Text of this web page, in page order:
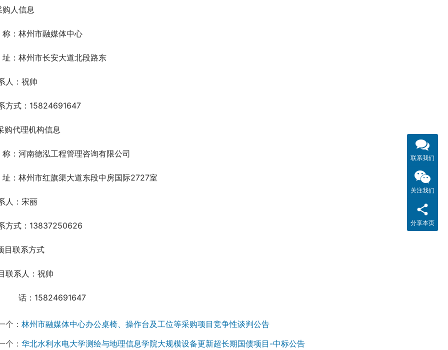
购人信息
称：林州市融媒体中心
址：林州市长安大道北段路东
人：祝帅
方式：15824691647
购代理机构信息
称：河南德泓工程管理咨询有限公司
址：林州市红旗渠大道东段中房国际2727室
人：宋丽
方式：13837250626
目联系方式
联系人：祝帅
　 话：15824691647
个： 林州市融媒体中心办公桌椅、操作台及工位等采购项目竞争性谈判公告
个： 华北水利水电大学测绘与地理信息学院大规模设备更新超长期国债项目-中标公告
联系我们
关注我们
分享本页